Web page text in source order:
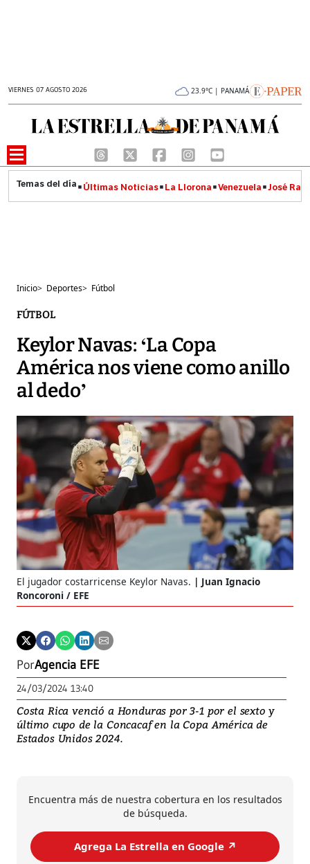
VIERNES 07 AGOSTO 2026 23.9°C | PANAMÁ
Últimas Noticias La Llorona Venezuela José
Inicio> Deportes> Fútbol
FÚTBOL
Keylor Navas: ‘La Copa
América nos viene como anillo
al dedo’
El jugador costarricense Keylor Navas.
Juan Ignacio
Roncoroni / EFE
PorAgencia EFE
24/03/2024 13:40
Costa Rica venció a Honduras por 3-1 por el sexto y
último cupo de la Concacaf en la Copa América de
Estados Unidos 2024.
Encuentra más de nuestra cobertura en los resultados
de búsqueda.
Agrega La Estrella en Google ↗️